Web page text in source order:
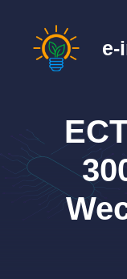
springen
e-